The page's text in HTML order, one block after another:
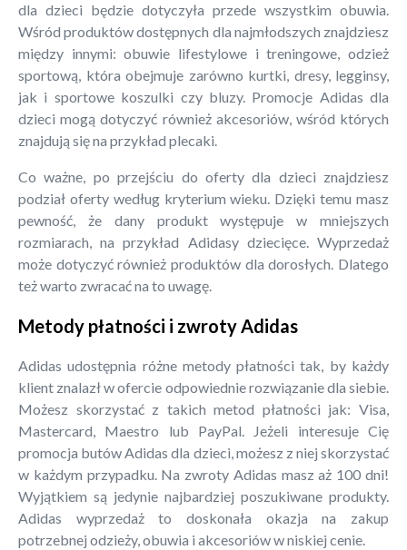
dla dzieci będzie dotyczyła przede wszystkim obuwia.
Wśród produktów dostępnych dla najmłodszych znajdziesz
między innymi: obuwie lifestylowe i treningowe, odzież
sportową, która obejmuje zarówno kurtki, dresy, legginsy,
jak i sportowe koszulki czy bluzy. Promocje Adidas dla
dzieci mogą dotyczyć również akcesoriów, wśród których
znajdują się na przykład plecaki.
Co ważne, po przejściu do oferty dla dzieci znajdziesz
podział oferty według kryterium wieku. Dzięki temu masz
pewność, że dany produkt występuje w mniejszych
rozmiarach, na przykład Adidasy dziecięce. Wyprzedaż
może dotyczyć również produktów dla dorosłych. Dlatego
też warto zwracać na to uwagę.
Metody płatności i zwroty Adidas
Adidas udostępnia różne metody płatności tak, by każdy
klient znalazł w ofercie odpowiednie rozwiązanie dla siebie.
Możesz skorzystać z takich metod płatności jak: Visa,
Mastercard, Maestro lub PayPal. Jeżeli interesuje Cię
promocja butów Adidas dla dzieci, możesz z niej skorzystać
w każdym przypadku. Na zwroty Adidas masz aż 100 dni!
Wyjątkiem są jedynie najbardziej poszukiwane produkty.
Adidas wyprzedaż to doskonała okazja na zakup
potrzebnej odzieży, obuwia i akcesoriów w niskiej cenie.